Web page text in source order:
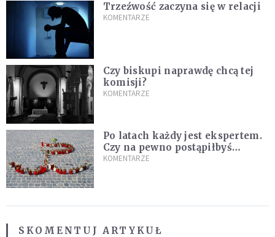
Trzeźwość zaczyna się w relacji
KOMENTARZE
Czy biskupi naprawdę chcą tej
komisji?
KOMENTARZE
Po latach każdy jest ekspertem.
Czy na pewno postąpiłbyś
inaczej?
KOMENTARZE
SKOMENTUJ ARTYKUŁ